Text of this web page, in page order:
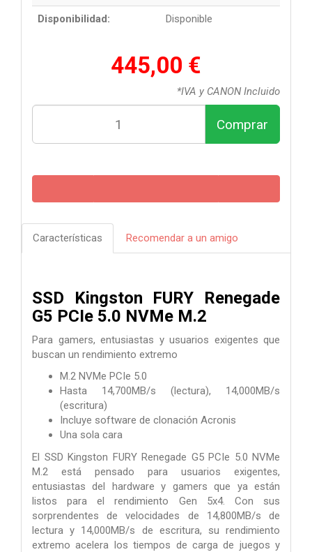
Disponibilidad: Disponible
445,00 €
*IVA y CANON Incluido
Comprar
Características Recomendar a un amigo
SSD Kingston FURY Renegade
G5 PCIe 5.0 NVMe M.2
Para gamers, entusiastas y usuarios exigentes que
buscan un rendimiento extremo
M.2 NVMe PCIe 5.0
Hasta 14,700MB/s (lectura), 14,000MB/s
(escritura)
Incluye software de clonación Acronis
Una sola cara
El SSD Kingston FURY Renegade G5 PCIe 5.0 NVMe
M.2 está pensado para usuarios exigentes,
entusiastas del hardware y gamers que ya están
listos para el rendimiento Gen 5x4. Con sus
sorprendentes de velocidades de 14,800MB/s de
lectura y 14,000MB/s de escritura, su rendimiento
extremo acelera los tiempos de carga de juegos y